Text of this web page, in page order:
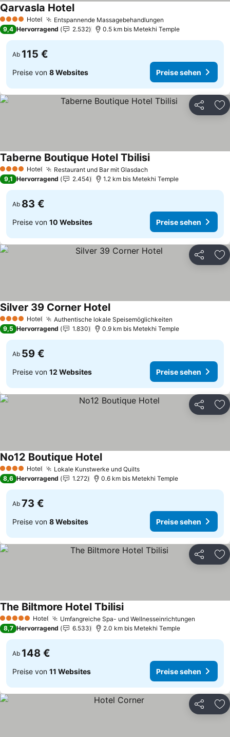
4 Sterne Hotel Entspannende Massagebehandlungen
Qarvasla Hotel
9,4 Hervorragend 2.532 0.5 km bis Metekhi Temple
Ab 115 €
Preise von 8 Websites Preise sehen
Teilen
4 Sterne Hotel Restaurant und Bar mit Glasdach
Taberne Boutique Hotel Tbilisi
9,1 Hervorragend 2.454 1.2 km bis Metekhi Temple
Ab 83 €
Preise von 10 Websites Preise sehen
Teilen
4 Sterne Hotel Authentische lokale Speisemöglichkeiten
Silver 39 Corner Hotel
9,5 Hervorragend 1.830 0.9 km bis Metekhi Temple
Ab 59 €
Preise von 12 Websites Preise sehen
Teilen
4 Sterne Hotel Lokale Kunstwerke und Quilts
No12 Boutique Hotel
8,6 Hervorragend 1.272 0.6 km bis Metekhi Temple
Ab 73 €
Preise von 8 Websites Preise sehen
Teilen
5 Sterne Hotel Umfangreiche Spa- und Wellnesseinrichtungen
The Biltmore Hotel Tbilisi
8,7 Hervorragend 6.533 2.0 km bis Metekhi Temple
Ab 148 €
Preise von 11 Websites Preise sehen
Teilen